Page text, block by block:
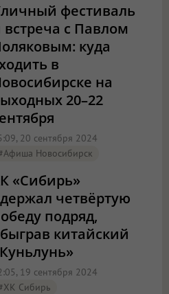
фестиваль
встреча с Павлом
куда
в
на
20–22
20 сентября 2024
Новосибирск
«Сибирь»
четвёртую
подряд,
китайский
19 сентября 2024
Сибирь